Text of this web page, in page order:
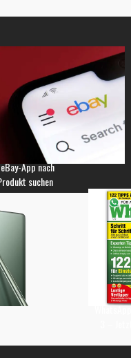
App nach
suchen